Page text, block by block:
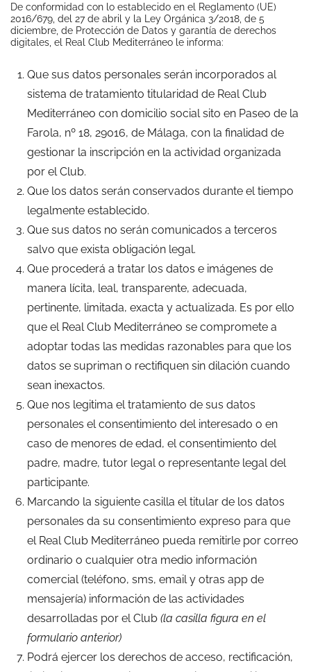
De conformidad con lo establecido en el Reglamento (UE)
2016/679, del 27 de abril y la Ley Orgánica 3/2018, de 5
diciembre, de Protección de Datos y garantía de derechos
digitales, el Real Club Mediterráneo le informa:
Que sus datos personales serán incorporados al
sistema de tratamiento titularidad de Real Club
Mediterráneo con domicilio social sito en Paseo de la
Farola, nº 18, 29016, de Málaga, con la finalidad de
gestionar la inscripción en la actividad organizada
por el Club.
Que los datos serán conservados durante el tiempo
legalmente establecido.
Que sus datos no serán comunicados a terceros
salvo que exista obligación legal.
Que procederá a tratar los datos e imágenes de
manera lícita, leal, transparente, adecuada,
pertinente, limitada, exacta y actualizada. Es por ello
que el Real Club Mediterráneo se compromete a
adoptar todas las medidas razonables para que los
datos se supriman o rectifiquen sin dilación cuando
sean inexactos.
Que nos legitima el tratamiento de sus datos
personales el consentimiento del interesado o en
caso de menores de edad, el consentimiento del
padre, madre, tutor legal o representante legal del
participante.
Marcando la siguiente casilla el titular de los datos
personales da su consentimiento expreso para que
el Real Club Mediterráneo pueda remitirle por correo
ordinario o cualquier otra medio información
comercial (teléfono, sms, email y otras app de
mensajería) información de las actividades
desarrolladas por el Club (la casilla figura en el
formulario anterior)
Podrá ejercer los derechos de acceso, rectificación,